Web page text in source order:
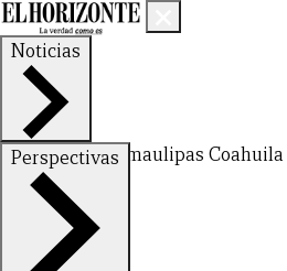
Noticias
Nuevo LeónTamaulipas Coahuila
Perspectivas